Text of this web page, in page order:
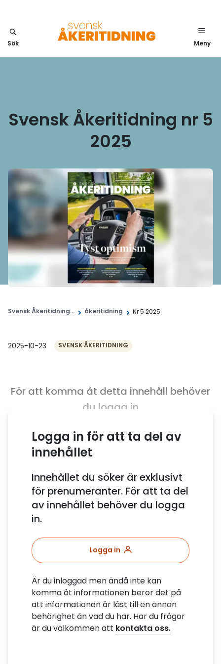
Sök Meny
Svensk Åkeritidning nr 5
2025
Svensk Åkeritidning... åkeritidning Nr 5 2025
2025-10-23 SVENSK ÅKERITIDNING
För att komma åt detta innehåll behöver
du logga in
Logga in för att ta del av
innehållet
Innehållet du söker är exklusivt
för prenumeranter. För att ta del
av innehållet behöver du logga
in.
Logga in
Är du inloggad men ändå inte kan
komma åt informationen beror det på
att informationen är låst till en annan
behörighet än vad du har. Har du frågor
är du välkommen att kontakta oss.